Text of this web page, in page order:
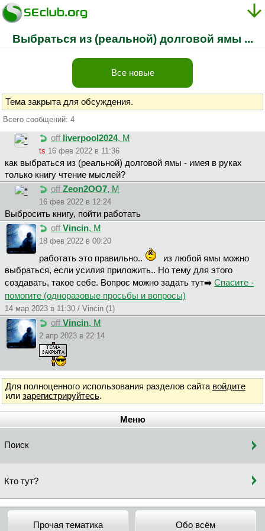
Выбраться из (реальной) долговой ямы ...
Все новые
Тема закрыта для обсуждения.
Всего сообщений: 4
off liverpool2024, М
ts 16 фев 2022 в 11:36
как выбраться из (реальной) долговой ямы - имея в руках
только книгу чтение мыслей?
off Zeon2OO7, М
16 фев 2022 в 12:24
Выбросить книгу, пойти работать
off Vincin, М
18 фев 2022 в 00:20
работать это правильно..
из любой ямы можно
выбраться, если усилия приложить.. Но тему для этого
создавать, такое себе. Вопрос можно задать тут➡️ Спасите -
помогите (одноразовые просьбы и вопросы)
14 мар 2023 в 11:30 / Vincin (1)
off Vincin, М
2 апр 2023 в 22:14
Для полноценного использования разделов сайта войдите
или зарегистрируйтесь.
Меню
Поиск
Кто тут?
Прочая тематика Обо всём